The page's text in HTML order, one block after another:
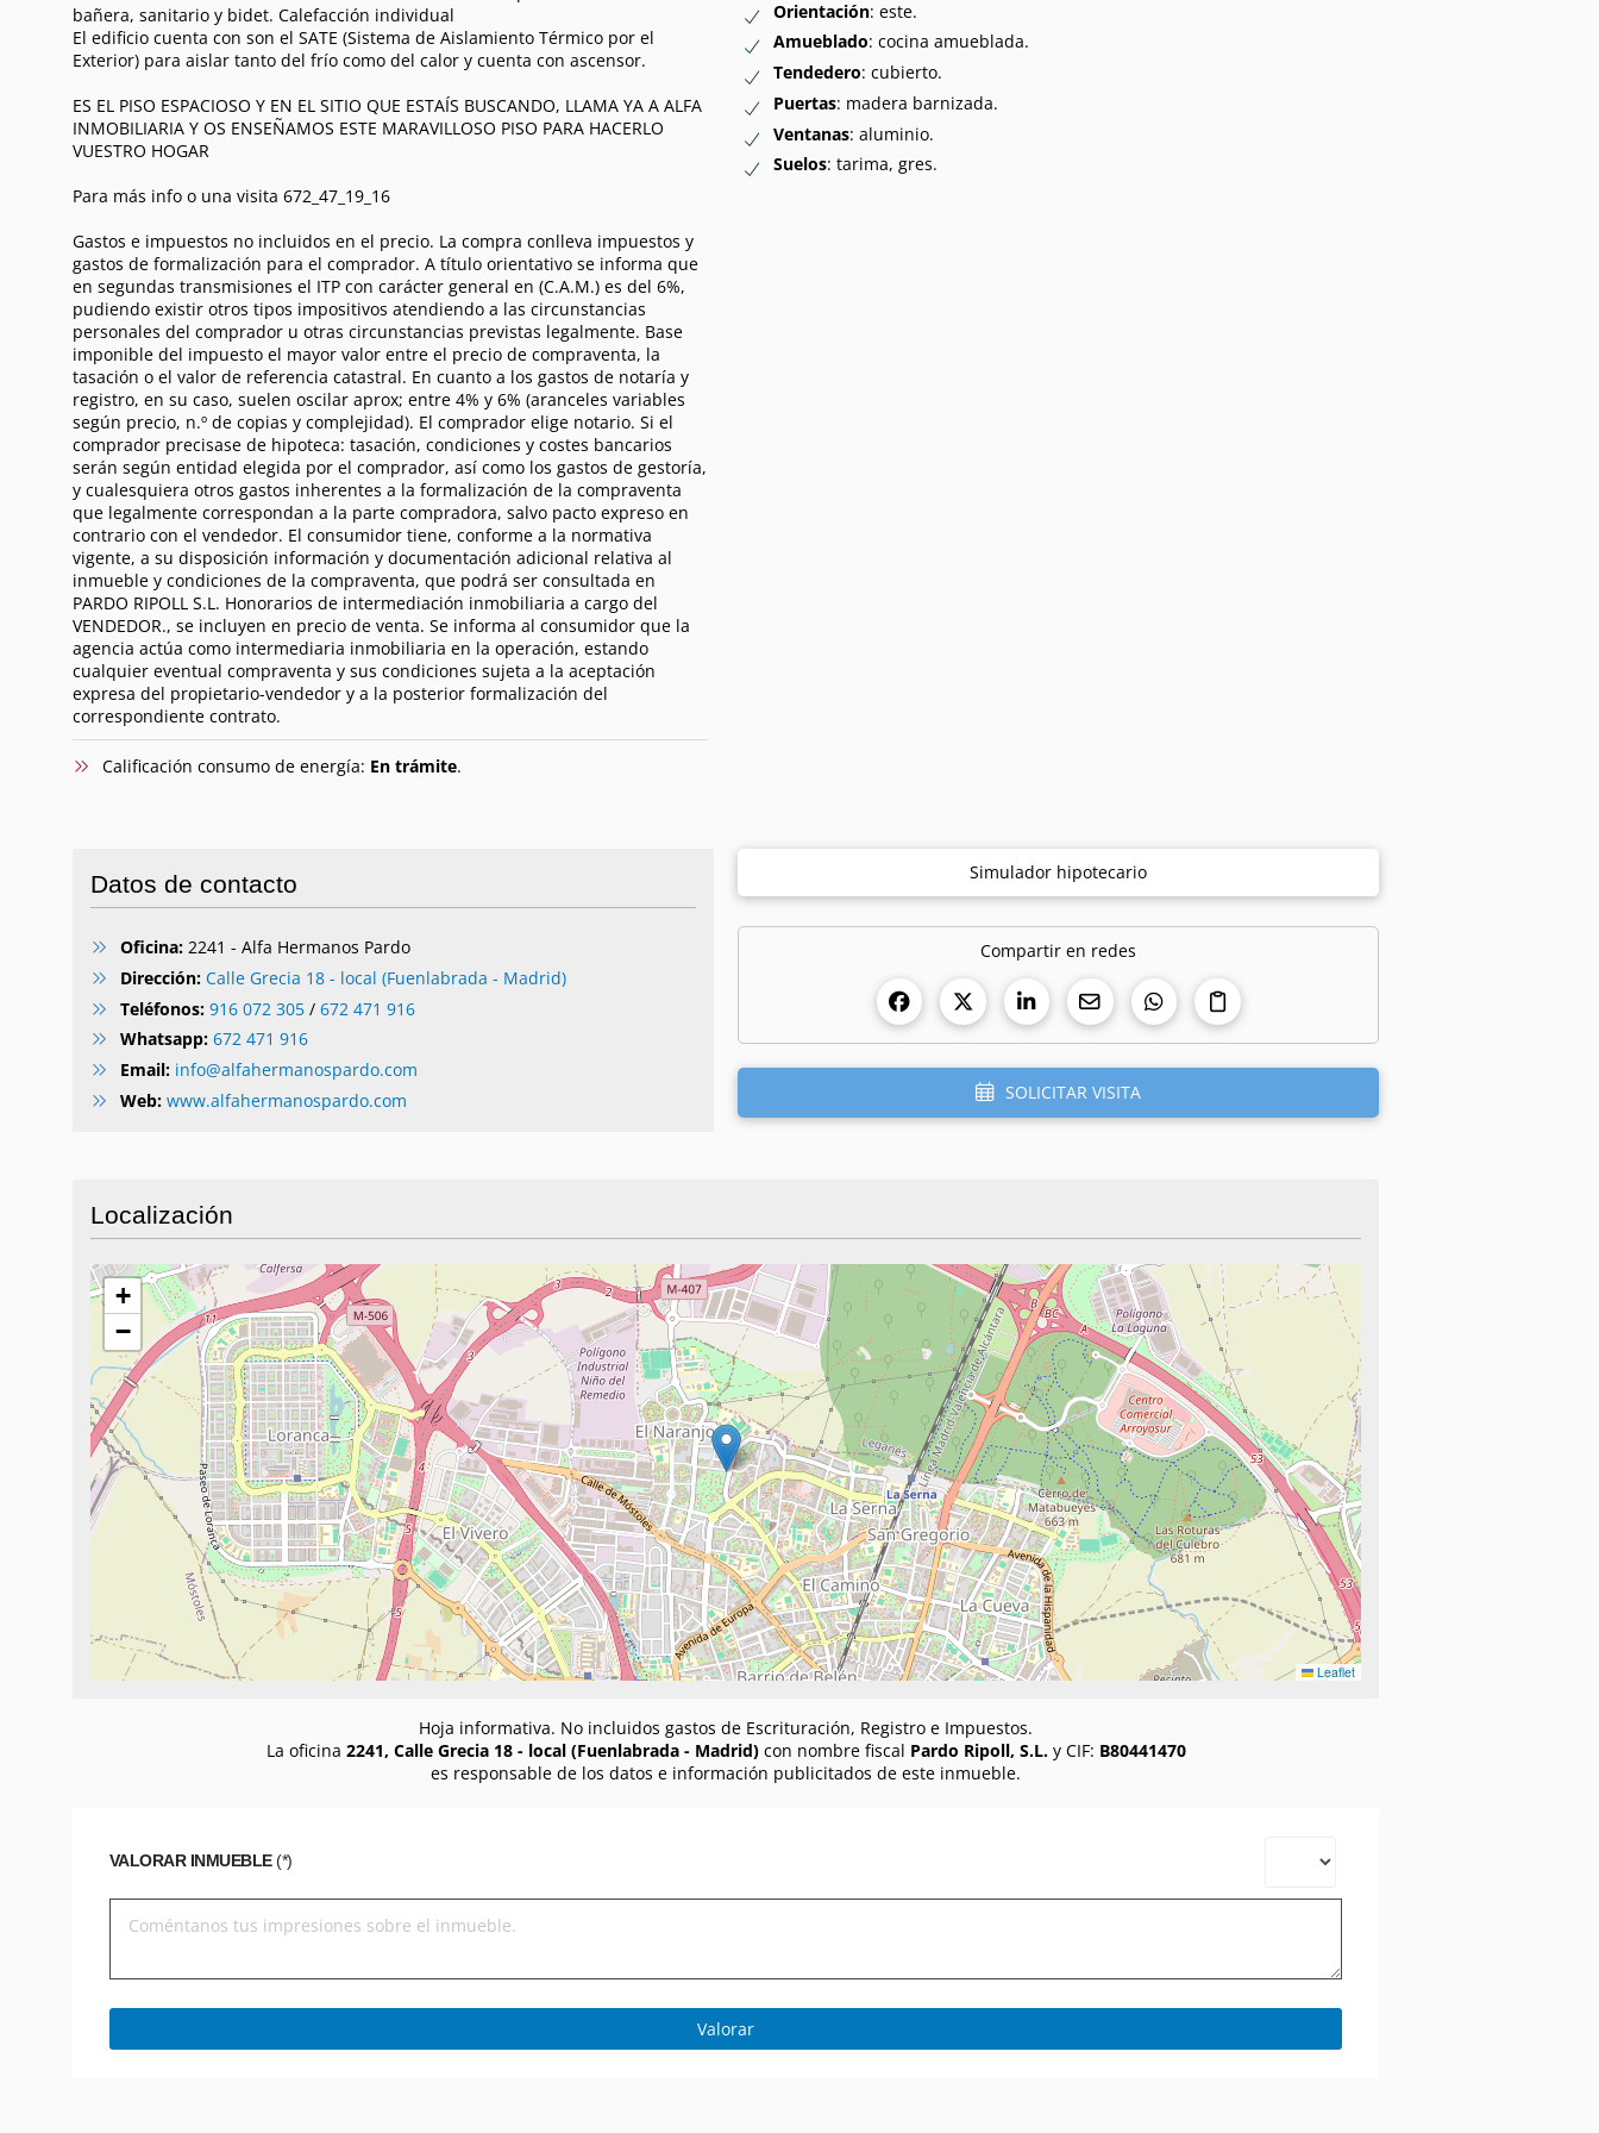
bañera, sanitario y bidet. Calefacción individual
El edificio cuenta con son el SATE (Sistema de Aislamiento Térmico por el
Exterior) para aislar tanto del frío como del calor y cuenta con ascensor.
ES EL PISO ESPACIOSO Y EN EL SITIO QUE ESTAÍS BUSCANDO, LLAMA YA A ALFA
INMOBILIARIA Y OS ENSEÑAMOS ESTE MARAVILLOSO PISO PARA HACERLO
VUESTRO HOGAR
Para más info o una visita 672_47_19_16
Gastos e impuestos no incluidos en el precio. La compra conlleva impuestos y
gastos de formalización para el comprador. A título orientativo se informa que
en segundas transmisiones el ITP con carácter general en (C.A.M.) es del 6%,
pudiendo existir otros tipos impositivos atendiendo a las circunstancias
personales del comprador u otras circunstancias previstas legalmente. Base
imponible del impuesto el mayor valor entre el precio de compraventa, la
tasación o el valor de referencia catastral. En cuanto a los gastos de notaría y
registro, en su caso, suelen oscilar aprox; entre 4% y 6% (aranceles variables
según precio, n.º de copias y complejidad). El comprador elige notario. Si el
comprador precisase de hipoteca: tasación, condiciones y costes bancarios
serán según entidad elegida por el comprador, así como los gastos de gestoría,
y cualesquiera otros gastos inherentes a la formalización de la compraventa
que legalmente correspondan a la parte compradora, salvo pacto expreso en
contrario con el vendedor. El consumidor tiene, conforme a la normativa
vigente, a su disposición información y documentación adicional relativa al
inmueble y condiciones de la compraventa, que podrá ser consultada en
PARDO RIPOLL S.L. Honorarios de intermediación inmobiliaria a cargo del
VENDEDOR., se incluyen en precio de venta. Se informa al consumidor que la
agencia actúa como intermediaria inmobiliaria en la operación, estando
cualquier eventual compraventa y sus condiciones sujeta a la aceptación
expresa del propietario-vendedor y a la posterior formalización del
correspondiente contrato.
Calificación consumo de energía: En trámite.
Orientación: este.
Amueblado: cocina amueblada.
Tendedero: cubierto.
Puertas: madera barnizada.
Ventanas: aluminio.
Suelos: tarima, gres.
Datos de contacto
Oficina: 2241 - Alfa Hermanos Pardo
Dirección: Calle Grecia 18 - local (Fuenlabrada - Madrid)
Teléfonos: 916 072 305 /672 471 916
Whatsapp: 672 471 916
Email: info@alfahermanospardo.com
Web: www.alfahermanospardo.com
Simulador hipotecario
Compartir en redes
SOLICITAR VISITA
Localización
+
−
Leaflet
Hoja informativa. No incluidos gastos de Escrituración, Registro e Impuestos.
La oficina 2241, Calle Grecia 18 - local (Fuenlabrada - Madrid)con nombre fiscal Pardo Ripoll, S.L.y CIF: B80441470
es responsable de los datos e información publicitados de este inmueble.
VALORAR INMUEBLE(*)
Valorar